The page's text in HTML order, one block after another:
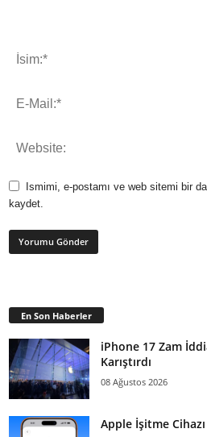
Ismimi, e-postamı ve web sitemi bir
kaydet.
En Son Haberler
iPhone 17 Zam
Karıştırdı
08 Ağustos 2026
Apple İşitme